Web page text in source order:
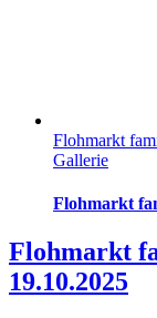
Flohmarkt
Gallerie
Flohmarkt
Flohmarkt
19.10.2025